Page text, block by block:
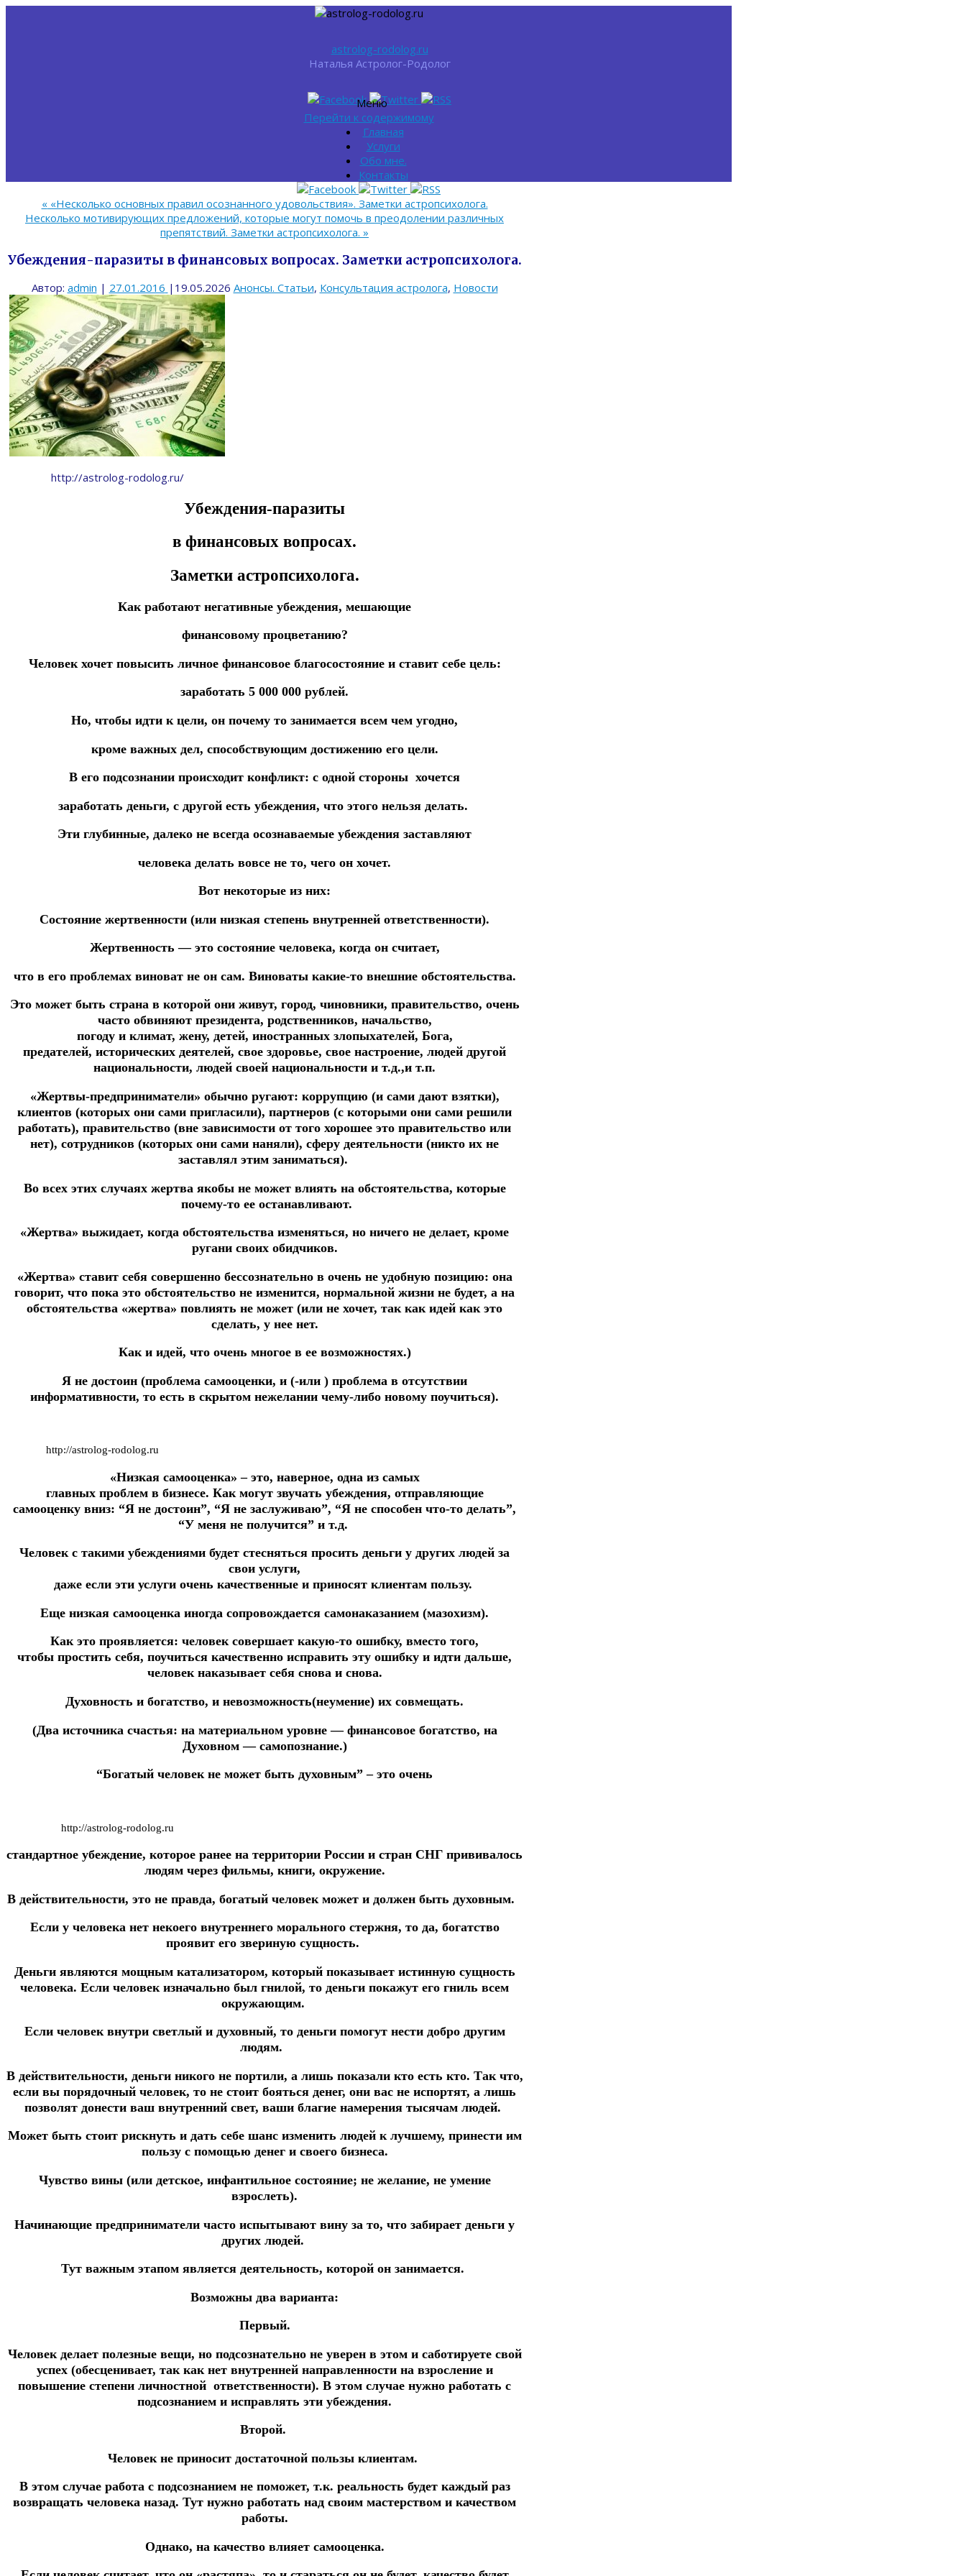
astrolog-rodolog.ru
Наталья Астролог-Родолог
Меню
Перейти к содержимому
Главная
Услуги
Обо мне.
Контакты
««Несколько основных правил осознанного удовольствия». Заметки астропсихолога.
Несколько мотивирующих предложений, которые могут помочь в преодолении различных
препятствий. Заметки астропсихолога. »
Убеждения-паразиты в финансовых вопросах. Заметки астропсихолога.
Автор: admin | 27.01.2016 | 19.05.2026 Анонсы. Статьи, Консультация астролога, Новости
http://astrolog-rodolog.ru/
Убеждения-паразиты
в финансовых вопросах.
Заметки астропсихолога.
Как работают негативные убеждения, мешающие
финансовому процветанию?
Человек хочет повысить личное финансовое благосостояние и ставит себе цель:
заработать 5 000 000 рублей.
Но, чтобы идти к цели, он почему то занимается всем чем угодно,
кроме важных дел, способствующим достижению его цели.
В его подсознании происходит конфликт: с одной стороны хочется
заработать деньги, с другой есть убеждения, что этого нельзя делать.
Эти глубинные, далеко не всегда осознаваемые убеждения заставляют
человека делать вовсе не то, чего он хочет.
Вот некоторые из них:
Состояние жертвенности (или низкая степень внутренней ответственности).
Жертвенность — это состояние человека, когда он считает,
что в его проблемах виноват не он сам. Виноваты какие-то внешние обстоятельства.
Это может быть страна в которой они живут, город, чиновники, правительство, очень
часто обвиняют президента, родственников, начальство,
погоду и климат, жену, детей, иностранных злопыхателей, Бога,
предателей, исторических деятелей, свое здоровье, свое настроение, людей другой
национальности, людей своей национальности и т.д.,и т.п.
«Жертвы-предприниматели» обычно ругают: коррупцию (и сами дают взятки),
клиентов (которых они сами пригласили), партнеров (с которыми они сами решили
работать), правительство (вне зависимости от того хорошее это правительство или
нет), сотрудников (которых они сами наняли), сферу деятельности (никто их не
заставлял этим заниматься).
Во всех этих случаях жертва якобы не может влиять на обстоятельства, которые
почему-то ее останавливают.
«Жертва» выжидает, когда обстоятельства изменяться, но ничего не делает, кроме
ругани своих обидчиков.
«Жертва» ставит себя совершенно бессознательно в очень не удобную позицию: она
говорит, что пока это обстоятельство не изменится, нормальной жизни не будет, а на
обстоятельства «жертва» повлиять не может (или не хочет, так как идей как это
сделать, у нее нет.
Как и идей, что очень многое в ее возможностях.)
Я не достоин (проблема самооценки, и (-или ) проблема в отсутствии
информативности, то есть в скрытом нежелании чему-либо новому поучиться).
http://astrolog-rodolog.ru
«Низкая самооценка» – это, наверное, одна из самых
главных проблем в бизнесе. Как могут звучать убеждения, отправляющие
самооценку вниз: “Я не достоин”, “Я не заслуживаю”, “Я не способен что-то делать”,
“У меня не получится” и т.д.
Человек с такими убеждениями будет стесняться просить деньги у других людей за
свои услуги,
даже если эти услуги очень качественные и приносят клиентам пользу.
Еще низкая самооценка иногда сопровождается самонаказанием (мазохизм).
Как это проявляется: человек совершает какую-то ошибку, вместо того,
чтобы простить себя, поучиться качественно исправить эту ошибку и идти дальше,
человек наказывает себя снова и снова.
Духовность и богатство, и невозможность(неумение) их совмещать.
(Два источника счастья: на материальном уровне — финансовое богатство, на
Духовном — самопознание.)
“Богатый человек не может быть духовным” – это очень
http://astrolog-rodolog.ru
стандартное убеждение, которое ранее на территории России и стран СНГ прививалось
людям через фильмы, книги, окружение.
В действительности, это не правда, богатый человек может и должен быть духовным.
Если у человека нет некоего внутреннего морального стержня, то да, богатство
проявит его звериную сущность.
Деньги являются мощным катализатором, который показывает истинную сущность
человека. Если человек изначально был гнилой, то деньги покажут его гниль всем
окружающим.
Если человек внутри светлый и духовный, то деньги помогут нести добро другим
людям.
В действительности, деньги никого не портили, а лишь показали кто есть кто. Так что,
если вы порядочный человек, то не стоит бояться денег, они вас не испортят, а лишь
позволят донести ваш внутренний свет, ваши благие намерения тысячам людей.
Может быть стоит рискнуть и дать себе шанс изменить людей к лучшему, принести им
пользу с помощью денег и своего бизнеса.
Чувство вины (или детское, инфантильное состояние; не желание, не умение
взрослеть).
Начинающие предприниматели часто испытывают вину за то, что забирает деньги у
других людей.
Тут важным этапом является деятельность, которой он занимается.
Возможны два варианта:
Первый.
Человек делает полезные вещи, но подсознательно не уверен в этом и саботируете свой
успех (обесценивает, так как нет внутренней направленности на взросление и
повышение степени личностной ответственности). В этом случае нужно работать с
подсознанием и исправлять эти убеждения.
Второй.
Человек не приносит достаточной пользы клиентам.
В этом случае работа с подсознанием не поможет, т.к. реальность будет каждый раз
возвращать человека назад. Тут нужно работать над своим мастерством и качеством
работы.
Однако, на качество влияет самооценка.